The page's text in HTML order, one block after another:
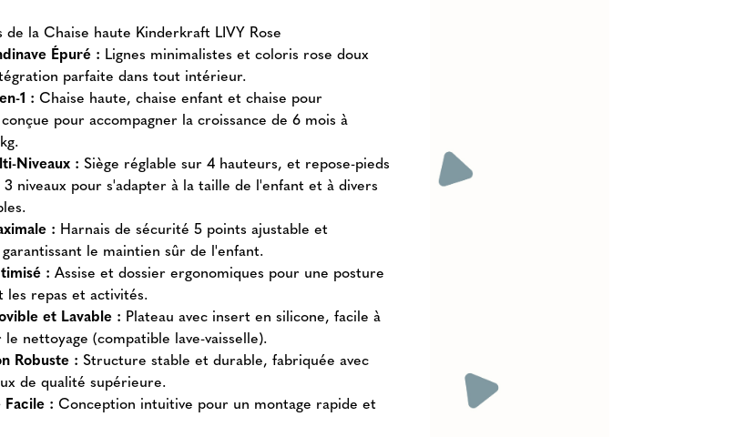
la Chaise haute Kinderkraft LIVY Rose
Épuré : Lignes minimalistes et coloris rose doux
parfaite dans tout intérieur.
1 : Chaise haute, chaise enfant et chaise pour
pour accompagner la croissance de 6 mois à
Niveaux : Siège réglable sur 4 hauteurs, et repose-pieds
niveaux pour s'adapter à la taille de l'enfant et à divers
: Harnais de sécurité 5 points ajustable et
le maintien sûr de l'enfant.
: Assise et dossier ergonomiques pour une posture
les repas et activités.
et Lavable : Plateau avec insert en silicone, facile à
nettoyage (compatible lave-vaisselle).
Robuste : Structure stable et durable, fabriquée avec
de qualité supérieure.
Facile : Conception intuitive pour un montage rapide et